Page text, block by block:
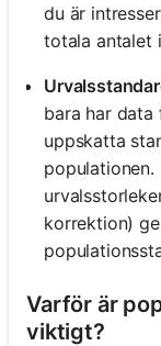
du är
totala antalet
bara har data
uppskatta
korrektion)
Varför är
viktigt?